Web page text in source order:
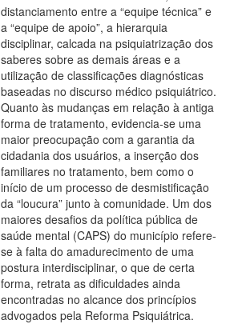
distanciamento entre a “equipe técnica” e
a “equipe de apoio”, a hierarquia
disciplinar, calcada na psiquiatrização dos
saberes sobre as demais áreas e a
utilização de classificações diagnósticas
baseadas no discurso médico psiquiátrico.
Quanto às mudanças em relação à antiga
forma de tratamento, evidencia-se uma
maior preocupação com a garantia da
cidadania dos usuários, a inserção dos
familiares no tratamento, bem como o
início de um processo de desmistificação
da “loucura” junto à comunidade. Um dos
maiores desafios da política pública de
saúde mental (CAPS) do município refere-
se à falta do amadurecimento de uma
postura interdisciplinar, o que de certa
forma, retrata as dificuldades ainda
encontradas no alcance dos princípios
advogados pela Reforma Psiquiátrica.